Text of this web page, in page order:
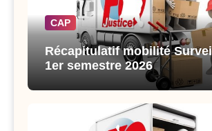
CAP
Récapitulatif mobilité
1er semestre 2026